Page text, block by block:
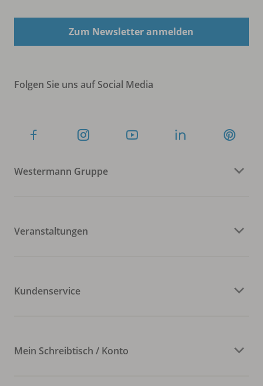
Zum Newsletter anmelden
Folgen Sie uns auf Social Media
Westermann Gruppe
Veranstaltungen
Kundenservice
Mein Schreibtisch / Konto